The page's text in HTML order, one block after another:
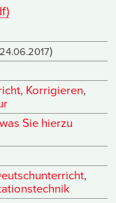
24.06.2017)
, Korrigieren,
Sie hierzu
,